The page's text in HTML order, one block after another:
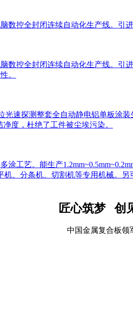
数控全封闭连续自动化生产线。引
数控全封闭连续自动化生产线。
。
速探测整套全自动静电铝单板涂
度，杜绝了工件被尘埃污染。
工艺。能生产
、分条机、切割机等专用机械。
匠心筑梦 创
中国金属复合板领